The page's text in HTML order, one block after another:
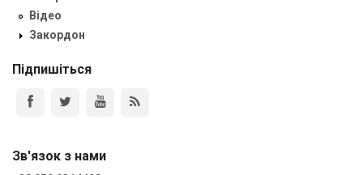
Відео
Закордон
Підпишіться
Зв'язок з нами